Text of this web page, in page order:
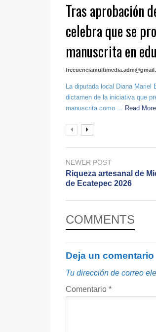
Tras aprobación
celebra que se
manuscrita en
La diputada local Diana Mariel
dictamen de la iniciativa que
manuscrita como ... Read
NEWER POST
Riqueza artesanal de
de Ecatepec 2026
COMMENTS
Deja un comentario
Tu dirección de correo
Comentario *